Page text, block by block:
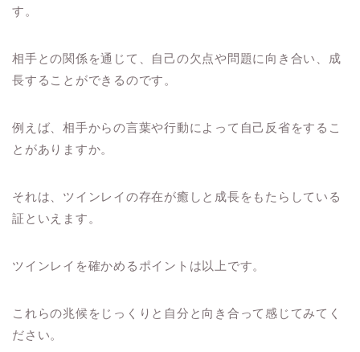
す。
相手との関係を通じて、自己の欠点や問題に向き合い、成
長することができるのです。
例えば、相手からの言葉や行動によって自己反省をするこ
とがありますか。
それは、ツインレイの存在が癒しと成長をもたらしている
証といえます。
ツインレイを確かめるポイントは以上です。
これらの兆候をじっくりと自分と向き合って感じてみてく
ださい。